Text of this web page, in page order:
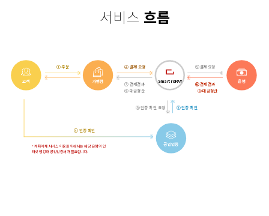
서비스 흐름
고객 가맹점 SmartroPAY 은행
공인인증
① 주문 ② 결제 요청
③ 인증 확인 요청
④ 인증 확인
⑤ 인증 확인
⑤ 결제요청
⑥ 결제결과
⑦ 결제결과
⑧ 대금정산
⑨ 대금정산
* 계좌이체 서비스 이용을 위해서는 해당 은행의 인
터넷 뱅킹과 공인인증서가 필요합니다.